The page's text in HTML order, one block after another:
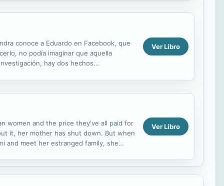
conoce a Eduardo en Facebook, que
no podía imaginar que aquella
hay dos hechos
Ver Libro
women and the price they've all paid for
it, her mother has shut down. But when
and meet her estranged family, she
Ver Libro